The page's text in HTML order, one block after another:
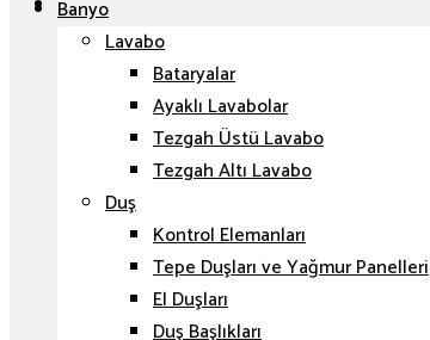
Banyo
Lavabo
Bataryalar
Ayaklı Lavabolar
Tezgah Üstü Lavabo
Tezgah Altı Lavabo
Duş
Kontrol Elemanları
Tepe Duşları ve Yağmur Panelleri
El Duşları
Duş Başlıkları